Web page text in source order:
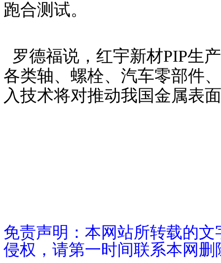
跑合测试。
罗德福说，红宇新材PIP生
各类轴、螺栓、汽车零部件
入技术将对推动我国金属表
免责声明：本网站所转载的
侵权，请第一时间联系本网删